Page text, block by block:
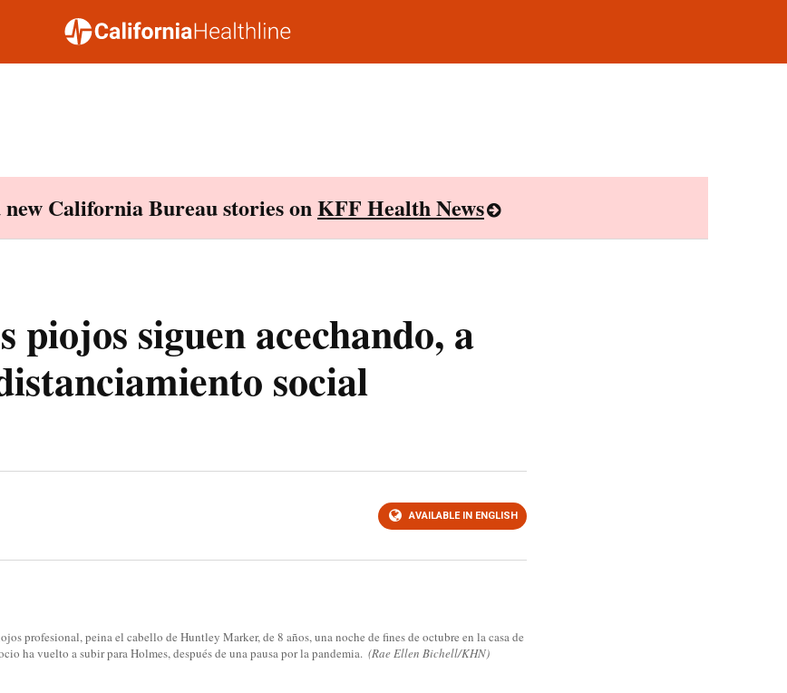
California Bureau stories onKFF Health News
piojos siguen acechando, a
social
AVAILABLE IN ENGLISH
profesional, peina el cabello de Huntley Marker, de 8 años, una noche de fines de octubre en la casa de
ha vuelto a subir para Holmes, después de una pausa por la pandemia. (Rae Ellen Bichell/KHN)